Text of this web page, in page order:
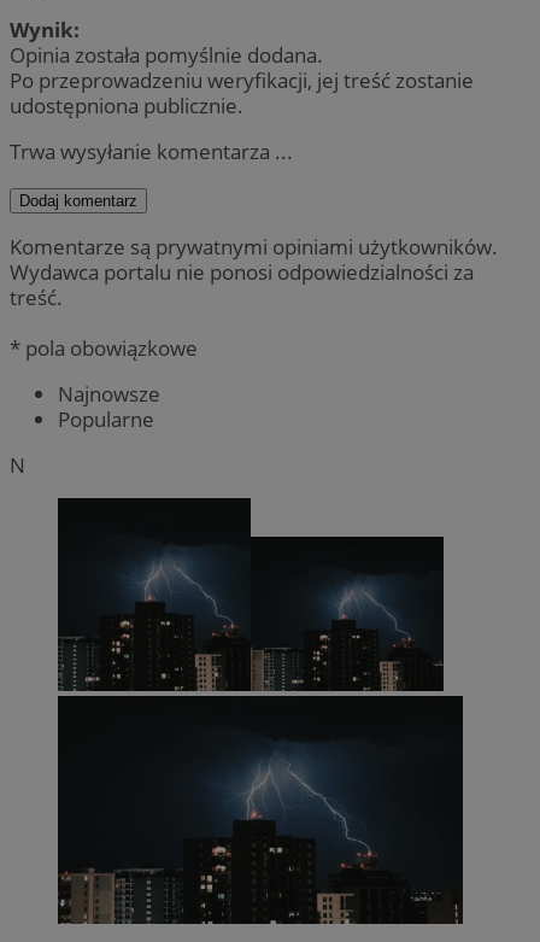
Wynik:
Opinia została pomyślnie dodana.
Po przeprowadzeniu weryfikacji, jej treść zostanie
udostępniona publicznie.
Trwa wysyłanie komentarza ...
Dodaj komentarz
Komentarze są prywatnymi opiniami użytkowników.
Wydawca portalu nie ponosi odpowiedzialności za
treść.
* pola obowiązkowe
Najnowsze
Popularne
N